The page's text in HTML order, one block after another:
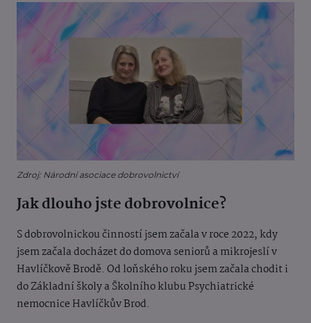
Zdroj: Národní asociace dobrovolnictví
Jak dlouho jste dobrovolnice?
S dobrovolnickou činností jsem začala v roce 2022, kdy
jsem začala docházet do domova seniorů a mikrojeslí v
Havlíčkově Brodě. Od loňského roku jsem začala chodit i
do Základní školy a Školního klubu Psychiatrické
nemocnice Havlíčkův Brod.